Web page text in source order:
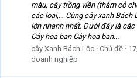
màu, cây trồng viền (thảm cỏ
các loại,… Cùng cây xanh Bách
lớn nhanh nhất. Dưới đây là
Cây hoa ban Cây hoa ban...
cây Xanh Bách Lộc Chủ đề
doanh nghiệp